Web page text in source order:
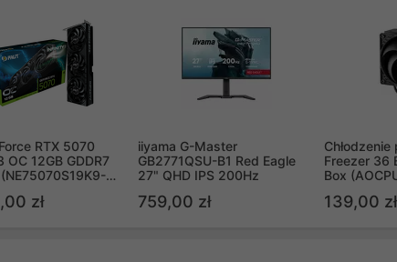
RTX 5070
OC 12GB GDDR7
zł
iiyama G-Master
GB2771QSU-B1 Red Eagle
27" QHD IPS 200Hz
759,00 zł
Freezer 36
Box
139,00 zł